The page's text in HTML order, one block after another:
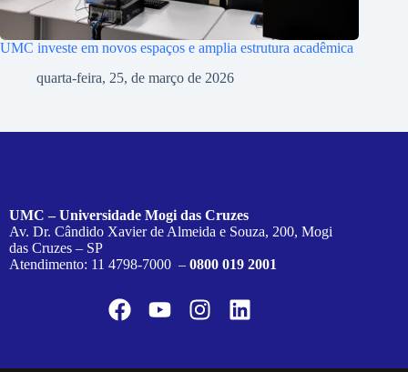
UMC investe em novos espaços e amplia estrutura acadêmica
quarta-feira, 25, de março de 2026
UMC – Universidade Mogi das Cruzes
Av. Dr. Cândido Xavier de Almeida e Souza, 200, Mogi
das Cruzes – SP
Atendimento: 11 4798-7000 – 0800 019 2001